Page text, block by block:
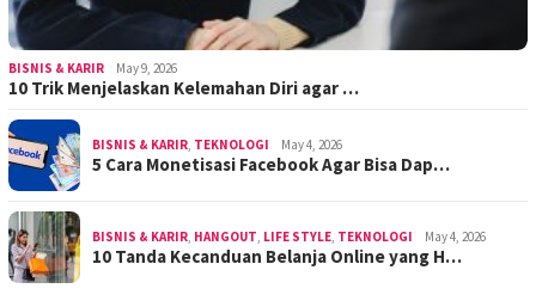
BISNIS & KARIR May 9, 2026
10 Trik Menjelaskan Kelemahan Diri agar …
BISNIS & KARIR, TEKNOLOGI May 4, 2026
5 Cara Monetisasi Facebook Agar Bisa Dap…
BISNIS & KARIR, HANGOUT, LIFE STYLE, TEKNOLOGI May 4, 2026
10 Tanda Kecanduan Belanja Online yang H…